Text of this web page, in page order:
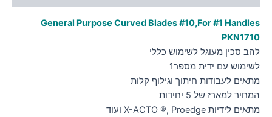
General Purpose Curved Blades #10,For #1 Handles
PKN1710
להב סכין מעוגל לשימוש כללי
לשימוש עם ידית מספר1
מתאים לעבודות חיתוך וגילוף קלות
המחיר למארז של 5 יחידות
מתאים לידיות X-ACTO ®, Proedge ועוד